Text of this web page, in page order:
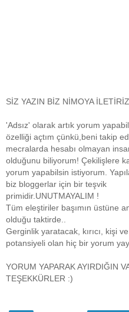
SİZ YAZIN BİZ NİMOYA
'Adsız' olarak artık yorum
özelliği açtım çünkü,beni takip
mecralarda hesabı olmayan
olduğunu biliyorum! Çekilişlere
yorum yapabilsin istiyorum.
biz bloggerlar için bir teşvik
primidir.UNUTMAYALIM !
Tüm eleştiriler başımın üstüne
olduğu taktirde..
Gerginlik yaratacak, kırıcı, kişi
potansiyeli olan hiç bir yorum
YORUM YAPARAK AYIRDIĞIN
TEŞEKKÜRLER :)